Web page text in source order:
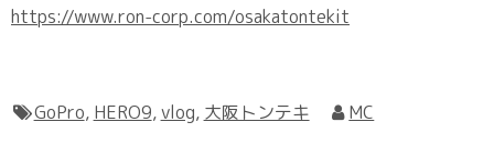
https://www.ron-corp.com/osakatontekit
GoPro, HERO9,vlog, 大阪トンテキ MC